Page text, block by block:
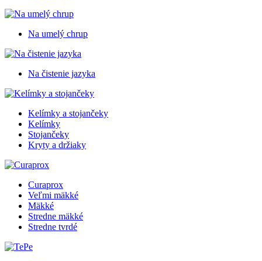
Na umelý chrup
Na čistenie jazyka
Kelímky a stojančeky
Kelímky
Stojančeky
Kryty a držiaky
Curaprox
Veľmi mäkké
Mäkké
Stredne mäkké
Stredne tvrdé